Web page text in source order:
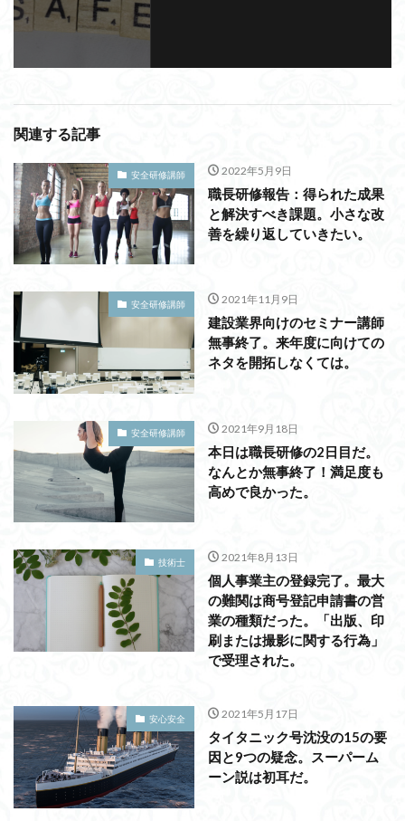
関連する記事
安全研修講師 2022年5月9日
職長研修報告：得られた成果
と解決すべき課題。小さな改
善を繰り返していきたい。
安全研修講師 2021年11月9日
建設業界向けのセミナー講師
無事終了。来年度に向けての
ネタを開拓しなくては。
安全研修講師 2021年9月18日
本日は職長研修の2日目だ。
なんとか無事終了！満足度も
高めで良かった。
技術士 2021年8月13日
個人事業主の登録完了。最大
の難関は商号登記申請書の営
業の種類だった。「出版、印
刷または撮影に関する行為」
で受理された。
安心安全 2021年5月17日
タイタニック号沈没の15の要
因と9つの疑念。スーパーム
ーン説は初耳だ。